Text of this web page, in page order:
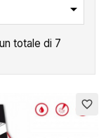

totale di 7
favorite_border